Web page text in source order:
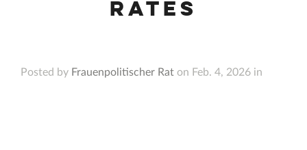
Rates
Posted by Frauenpolitischer Rat on Feb. 4, 2026 in